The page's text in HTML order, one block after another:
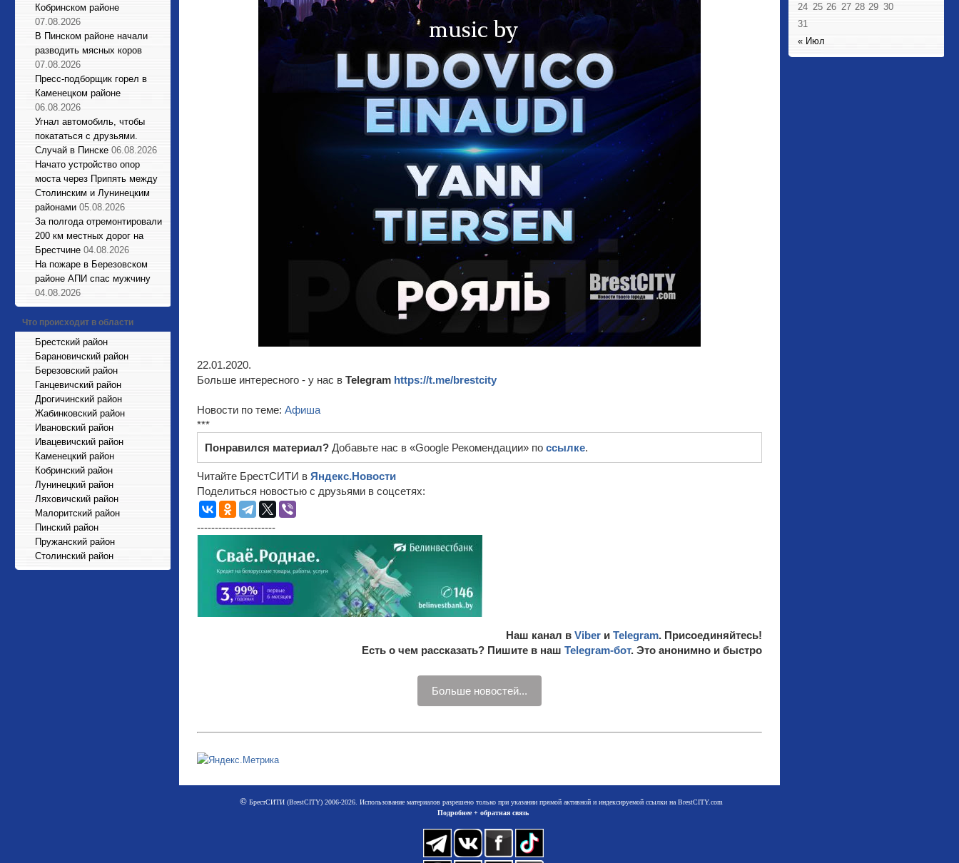
Кобринском районе
07.08.2026
В Пинском районе начали
разводить мясных коров
07.08.2026
Пресс-подборщик горел в
Каменецком районе
06.08.2026
Угнал автомобиль, чтобы
покататься с друзьями.
Случай в Пинске 06.08.2026
Начато устройство опор
моста через Припять между
Столинским и Лунинецким
районами 05.08.2026
За полгода отремонтировали
200 км местных дорог на
Брестчине 04.08.2026
На пожаре в Березовском
районе АПИ спас мужчину
04.08.2026
Что происходит в области
Брестский район
Барановичский район
Березовский район
Ганцевичский район
Дрогичинский район
Жабинковский район
Ивановский район
Ивацевичский район
Каменецкий район
Кобринский район
Лунинецкий район
Ляховичский район
Малоритский район
Пинский район
Пружанский район
Столинский район
22.01.2020.
Больше интересного - у нас в Telegram https://t.me/brestcity
Новости по теме: Афиша
***
Понравился материал? Добавьте нас в «Google Рекомендации» по ссылке.
Читайте БрестСИТИ в Яндекс.Новости
Поделиться новостью с друзьями в соцсетях:
----------------------
Наш канал в Viber и Telegram. Присоединяйтесь!
Есть о чем рассказать? Пишите в наш Telegram-бот. Это анонимно и быстро
Больше новостей...
©БрестСИТИ (BrestCITY) 2006-2026. Использование материалов разрешено только при указании прямой активной и индексируемой ссылки на BrestCITY.com
Подробнее + обратная связь
« Июл
24 25 26 27 28 29 30
31